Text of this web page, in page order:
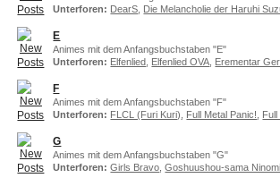
Unterforen: DearS Die Melancholie der Haruhi
E
Animes mit dem Anfangsbuchstaben "E"
Unterforen: Elfenlied Elfenlied OVA Erementar
F
Animes mit dem Anfangsbuchstaben "F"
Unterforen: FLCL (Furi Kuri) Full Metal Panic!
G
Animes mit dem Anfangsbuchstaben "G"
Unterforen: Girls Bravo ,Goshuushou-sama